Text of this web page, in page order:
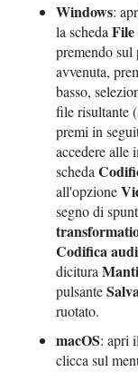
Windows:
la schedaFile
premendo sul
avvenuta,
basso,
file risultante
premi in
accedere alle
scheda
all'opzione
segno di
Codifica
dicitura
pulsante
ruotato.
macOS: apri
clicca sul